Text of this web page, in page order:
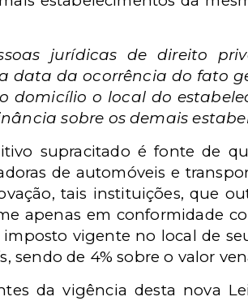
jurídicas de direito
data da ocorrência do fato
domicílio o local do
sobre os demais
supracitado é fonte de
de automóveis e
tais instituições, que
apenas em conformidade
imposto vigente no local de
sendo de 4% sobre o valor
da vigência desta nova